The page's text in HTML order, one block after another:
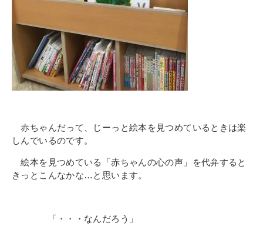
赤ちゃんだって、じーっと絵本を見つめているときは楽
しんでいるのです。
絵本を見つめている「赤ちゃんの心の声」を代弁すると
きっとこんなかな…と思います。
「・・・なんだろう」